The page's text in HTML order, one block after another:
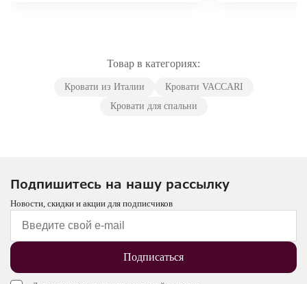
Товар в категориях:
Кровати из Италии
Кровати VACCARI
Кровати для спальни
Подпишитесь на нашу рассылку
Новости, скидки и акции для подписчиков
Подписаться